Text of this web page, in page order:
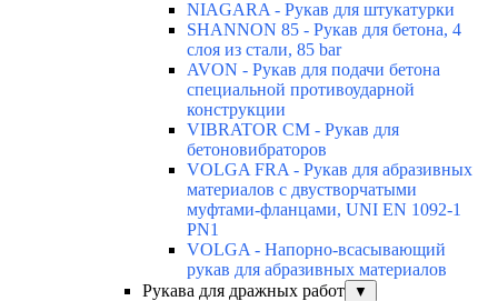
NIAGARA - Рукав для штукатурки
SHANNON 85 - Рукав для бетона, 4
слоя из стали, 85 bar
AVON - Рукав для подачи бетона
специальной противоударной
конструкции
VIBRATOR CM - Рукав для
бетоновибраторов
VOLGA FRA - Рукав для абразивных
материалов с двустворчатыми
муфтами-фланцами, UNI EN 1092-1
PN1
VOLGA - Напорно-всасывающий
рукав для абразивных материалов
Рукава для дражных работ
▼